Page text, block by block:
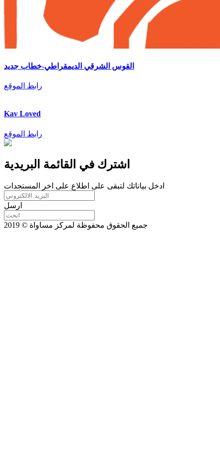
القوس الشرقي الديمقراطي-خطاب جديد
رابط الموقع
Kav Loved
رابط الموقع
اشترك في القائمة البريدية
ادخل بياناتك لتبقى على اطلاع على اخر المستجدات
ارسل
جميع الحقوق محفوظة لمركز مساواة © 2019